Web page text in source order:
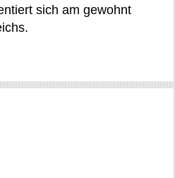
sich am gewohnt